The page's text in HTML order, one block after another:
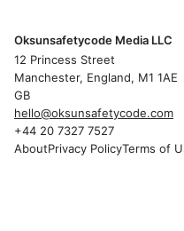
Oksunsafetycode Media LLC
12 Princess Street
Manchester, England, M1 1AE
GB
hello@oksunsafetycode.com
+44 20 7327 7527
AboutPrivacy PolicyTerms of